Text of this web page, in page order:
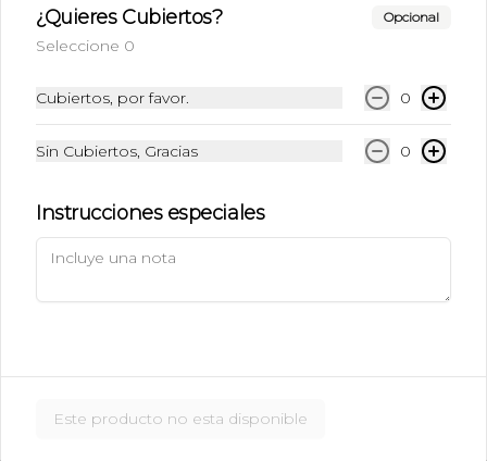
Shot Ristreto + Leche + Syrup + Hielo
$5.490
¿Quieres Cubiertos? Opcional
Seleccione 0
Cubiertos, por favor. 0
Sin Cubiertos, Gracias 0
Instrucciones especiales
Este producto no esta disponible